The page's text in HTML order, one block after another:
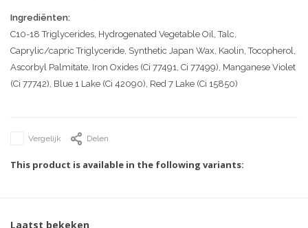
Ingrediënten:
C10-18 Triglycerides, Hydrogenated Vegetable Oil, Talc,
Caprylic/capric Triglyceride, Synthetic Japan Wax, Kaolin, Tocopherol,
Ascorbyl Palmitate, Iron Oxides (Ci 77491, Ci 77499), Manganese Violet
(Ci 77742), Blue 1 Lake (Ci 42090), Red 7 Lake (Ci 15850)
Vergelijk Delen
This product is available in the following variants:
Laatst bekeken